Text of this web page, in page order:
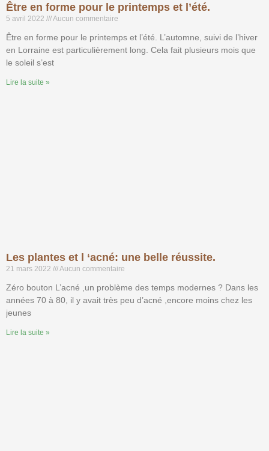
Être en forme pour le printemps et l’été.
5 avril 2022 Aucun commentaire
Être en forme pour le printemps et l’été. L’automne, suivi de l’hiver
en Lorraine est particulièrement long. Cela fait plusieurs mois que
le soleil s’est
Lire la suite »
Les plantes et l ‘acné: une belle réussite.
21 mars 2022 Aucun commentaire
Zéro bouton L’acné ,un problème des temps modernes ? Dans les
années 70 à 80, il y avait très peu d’acné ,encore moins chez les
jeunes
Lire la suite »